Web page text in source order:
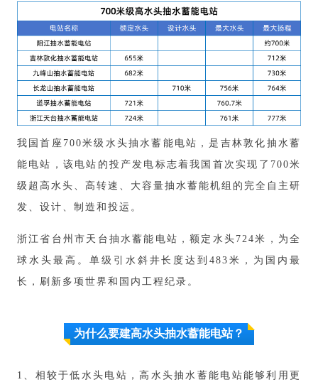
我国首座700米级水头抽水蓄能电站，是吉林敦化抽水蓄
能电站，该电站的投产发电标志着我国首次实现了700米
级超高水头、高转速、大容量抽水蓄能机组的完全自主研
发、设计、制造和投运。
浙江省台州市天台抽水蓄能电站，额定水头724米，为全
球水头最高。单级引水斜井长度达到483米，为国内最
长，刷新多项世界和国内工程纪录。
为什么要建高水头抽水蓄能电站？
1、相较于低水头电站，高水头抽水蓄能电站能够利用更